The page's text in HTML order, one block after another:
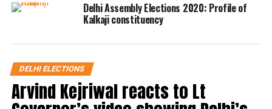
Delhi Assembly Elections 2020: Profile of
Kalkaji constituency
DELHI ELECTIONS
Arvind Kejriwal reacts to Lt